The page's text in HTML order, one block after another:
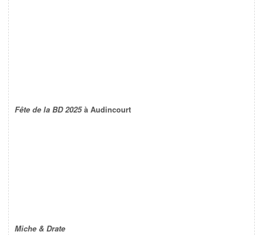
Fête de la BD 2025à Audincourt
Miche & Drate